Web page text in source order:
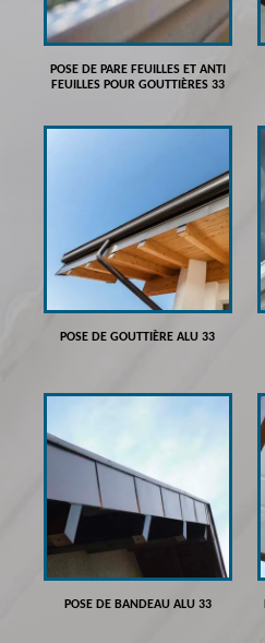
POSE DE PARE FEUILLES ET ANTI
FEUILLES POUR GOUTTIÈRES 33
POSE DE GOUTTIÈRE ALU 33
POSE DE BANDEAU ALU 33